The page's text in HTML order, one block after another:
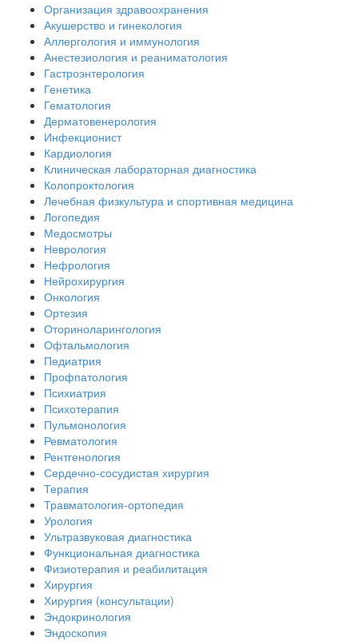
Организация здравоохранения
Акушерство и гинекология
Аллергология и иммунология
Анестезиология и реаниматология
Гастроэнтерология
Генетика
Гематология
Дерматовенерология
Инфекционист
Кардиология
Клиническая лабораторная диагностика
Колопроктология
Лечебная физкультура и спортивная медицина
Логопедия
Медосмотры
Неврология
Нефрология
Нейрохирургия
Онкология
Ортезия
Оториноларингология
Офтальмология
Педиатрия
Профпатология
Психиатрия
Психотерапия
Пульмонология
Ревматология
Рентгенология
Сердечно-сосудистая хирургия
Терапия
Травматология-ортопедия
Урология
Ультразвуковая диагностика
Функциональная диагностика
Физиотерапия и реабилитация
Хирургия
Хирургия (консультации)
Эндокринология
Эндоскопия